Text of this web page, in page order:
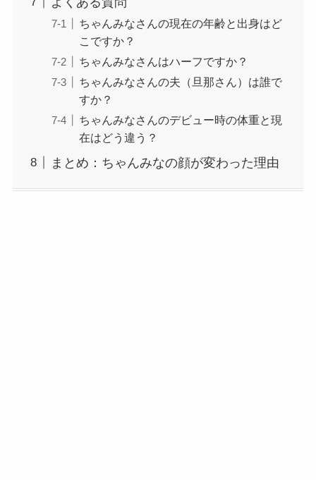
ちゃんみなさんの現在の年齢と出身はど
こですか？
ちゃんみなさんはハーフですか？
ちゃんみなさんの夫（旦那さん）は誰で
すか？
ちゃんみなさんのデビュー時の体重と現
在はどう違う？
まとめ：ちゃんみなの顔が変わった理由